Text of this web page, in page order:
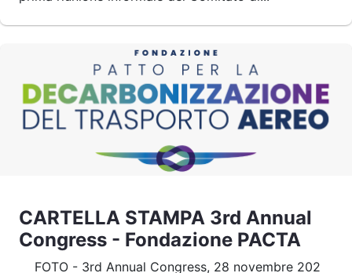
CARTELLA STAMPA 3rd Annual
Congress - Fondazione PACTA
FOTO - 3rd Annual Congress, 28 novembre 202